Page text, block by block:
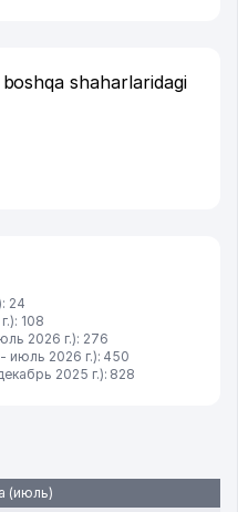
shaharlaridagi
24
108
2026 г.): 276
июль 2026 г.): 450
2025 г.): 828
(июль)